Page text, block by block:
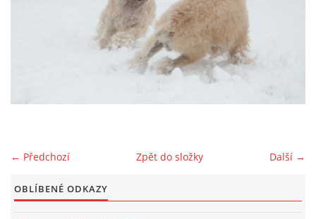
NĚCO MÁLO O MNĚ
SPORT / VÝSTAVY / CANISTERAPIE
← Předchozí Další →
Zpět do složky
OBLÍBENÉ ODKAZY